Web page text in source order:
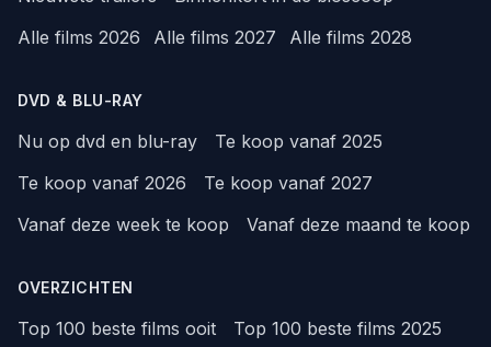
Alle films 2026
Alle films 2027 Alle films 2028
DVD & BLU-RAY
Nu op dvd en blu-ray
Te koop vanaf 2025
Te koop vanaf 2026
Te koop vanaf 2027
Vanaf deze week te koop
Vanaf deze maand te koop
OVERZICHTEN
Top 100 beste films ooit
Top 100 beste films 2025